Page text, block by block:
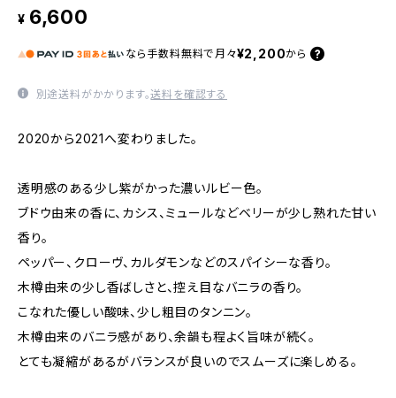
¥ 6,600
なら 手数料無料で 月々¥2,200から
別途送料がかかります。送料を確認する
2020から2021へ変わりました。
透明感のある少し紫がかった濃いルビー色。
ブドウ由来の香に、カシス、ミュールなどベリーが少し熟れた甘い
香り。
ペッパー、クローヴ、カルダモンなどのスパイシーな香り。
木樽由来の少し香ばしさと、控え目なバニラの香り。
こなれた優しい酸味、少し粗目のタンニン。
木樽由来のバニラ感があり、余韻も程よく旨味が続く。
とても凝縮があるがバランスが良いのでスムーズに楽しめる。